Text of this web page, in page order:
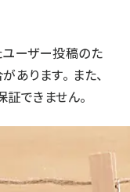
ーザー投稿のた
ります。 また、
できません。